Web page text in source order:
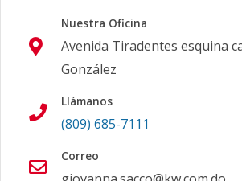
Nuestra Oficina
Avenida Tiradentes esquina
González
Llámanos
(809) 685-7111
Correo